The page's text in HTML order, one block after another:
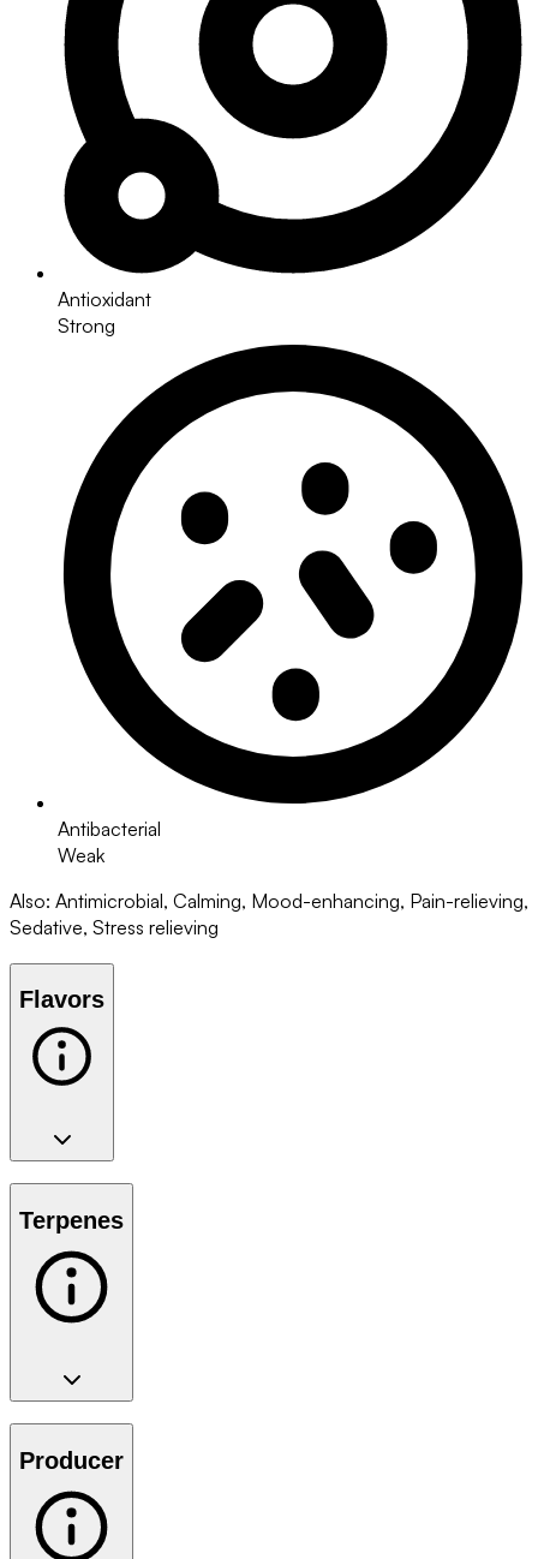
Antioxidant
Strong
Antibacterial
Weak
Also: Antimicrobial, Calming, Mood-enhancing, Pain-relieving,
Sedative, Stress relieving
Flavors
Terpenes
Producer